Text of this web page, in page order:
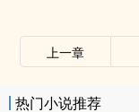
上一章
热门小说推荐